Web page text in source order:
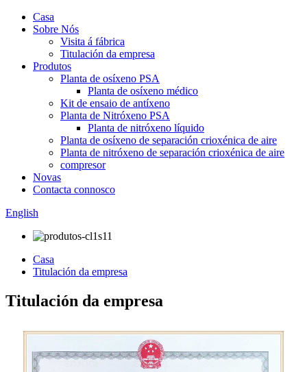
Casa
Sobre Nós
Visita á fábrica
Titulación da empresa
Produtos
Planta de osíxeno PSA
Planta de osíxeno médico
Kit de ensaio de antíxeno
Planta de Nitróxeno PSA
Planta de nitróxeno líquido
Planta de osíxeno de separación crioxénica de aire
Planta de nitróxeno de separación crioxénica de aire
compresor
Novas
Contacta connosco
English
Casa
Titulación da empresa
Titulación da empresa